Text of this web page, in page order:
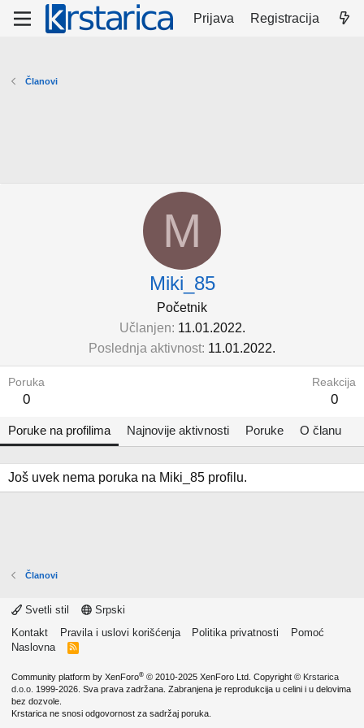
Prijava Registracija
Članovi
M
Miki_85
Početnik
Učlanjen 11.01.2022.
Poslednja aktivnost 11.01.2022.
Poruka
0
Reakcija
0
Poruke na profilima Najnovije aktivnosti Poruke O članu
Još uvek nema poruka na Miki_85 profilu.
Članovi
Svetli stil
Srpski
Kontakt
Pravila i uslovi korišćenja Politika privatnosti
Pomoć
Naslovna
R
Community platform by XenForo® © 2010-2025 XenForo Ltd. Copyright © Krstarica
d.o.o. 1999-2026. Sva prava zadržana. Zabranjena je reprodukcija u celini i u delovima
bez dozvole.
Krstarica ne snosi odgovornost za sadržaj poruka.